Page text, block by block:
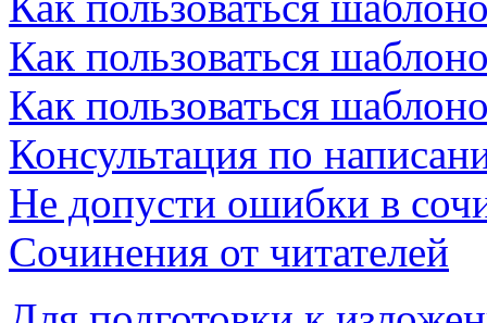
Как пользоваться
Как пользоваться
Консультация по
Не допусти ошибки в
Cочинения от читателей